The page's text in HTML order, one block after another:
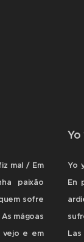
mal / Em
paixão
sofre
mágoas
e em
Yo
En